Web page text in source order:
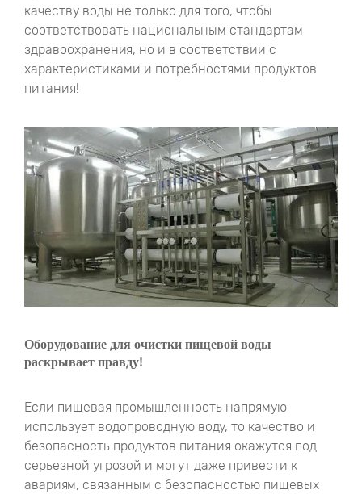
качеству воды не только для того, чтобы
соответствовать национальным стандартам
здравоохранения, но и в соответствии с
характеристиками и потребностями продуктов
питания!
Оборудование для очистки пищевой воды
раскрывает правду!
Если пищевая промышленность напрямую
использует водопроводную воду, то качество и
безопасность продуктов питания окажутся под
серьезной угрозой и могут даже привести к
авариям, связанным с безопасностью пищевых